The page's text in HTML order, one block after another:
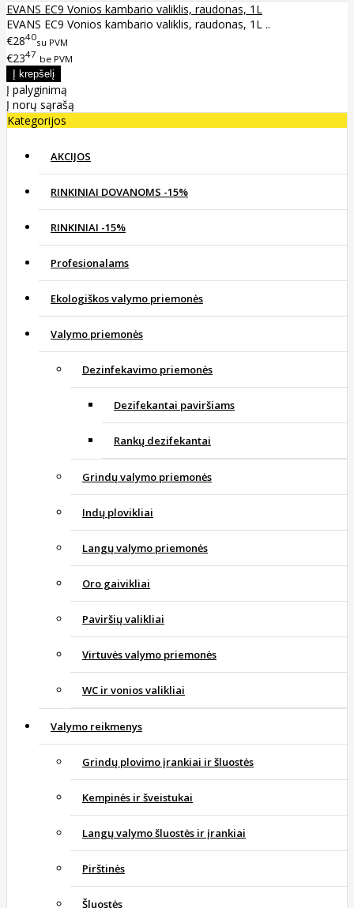
EVANS EC9 Vonios kambario valiklis, raudonas, 1L
EVANS EC9 Vonios kambario valiklis, raudonas, 1L ..
€2840su PVM
€2347 be PVM
Į palyginimą
Į norų sąrašą
Kategorijos
AKCIJOS
RINKINIAI DOVANOMS -15%
RINKINIAI -15%
Profesionalams
Ekologiškos valymo priemonės
Valymo priemonės
Dezinfekavimo priemonės
Dezifekantai paviršiams
Rankų dezifekantai
Grindų valymo priemonės
Indų plovikliai
Langų valymo priemonės
Oro gaivikliai
Paviršių valikliai
Virtuvės valymo priemonės
WC ir vonios valikliai
Valymo reikmenys
Grindų plovimo įrankiai ir šluostės
Kempinės ir šveistukai
Langų valymo šluostės ir įrankiai
Pirštinės
Šluostės